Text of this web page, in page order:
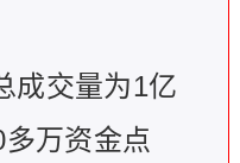
成交量为1亿
多万资金点